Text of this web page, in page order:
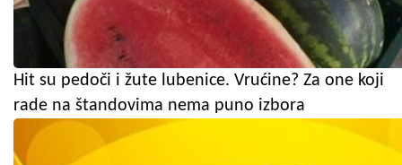
Hit su pedoči i žute lubenice. Vrućine? Za one koji
rade na štandovima nema puno izbora